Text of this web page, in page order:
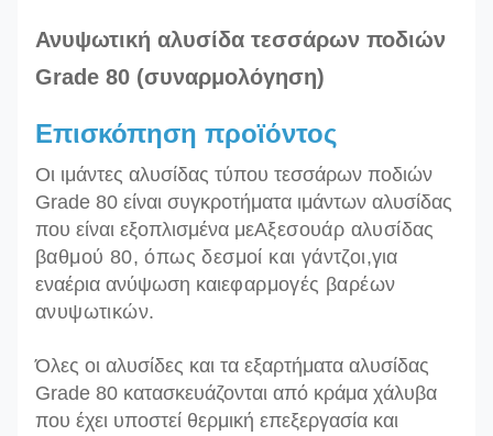
Ανυψωτική αλυσίδα τεσσάρων ποδιών
Grade 80 (συναρμολόγηση)
Επισκόπηση προϊόντος
Οι ιμάντες αλυσίδας τύπου τεσσάρων ποδιών
Grade 80 είναι συγκροτήματα ιμάντων αλυσίδας
που είναι εξοπλισμένα μεΑξεσουάρ αλυσίδας
βαθμού 80, όπως δεσμοί και γάντζοι,για
εναέρια ανύψωση καιεφαρμογές βαρέων
ανυψωτικών.
Όλες οι αλυσίδες και τα εξαρτήματα αλυσίδας
Grade 80 κατασκευάζονται από κράμα χάλυβα
που έχει υποστεί θερμική επεξεργασία και